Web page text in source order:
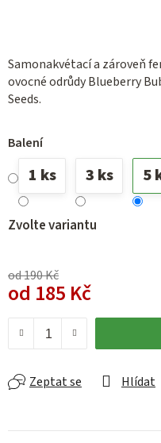
Samonakvétací a zároveň
ovocné odrůdy Blueberry
Seeds.
Balení
1 ks 3 ks 5
Zvolte variantu
od 190 Kč
od 185 Kč
Zeptat se Hlídat